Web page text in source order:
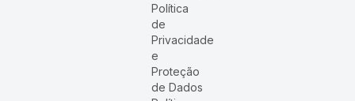
Política
de
Privacidade
e
Proteção
de Dados